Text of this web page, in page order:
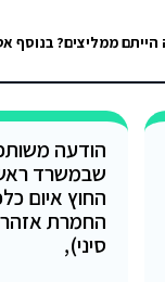
הודעה
שבמשרד
החוץ איום
החמרת
סיני),